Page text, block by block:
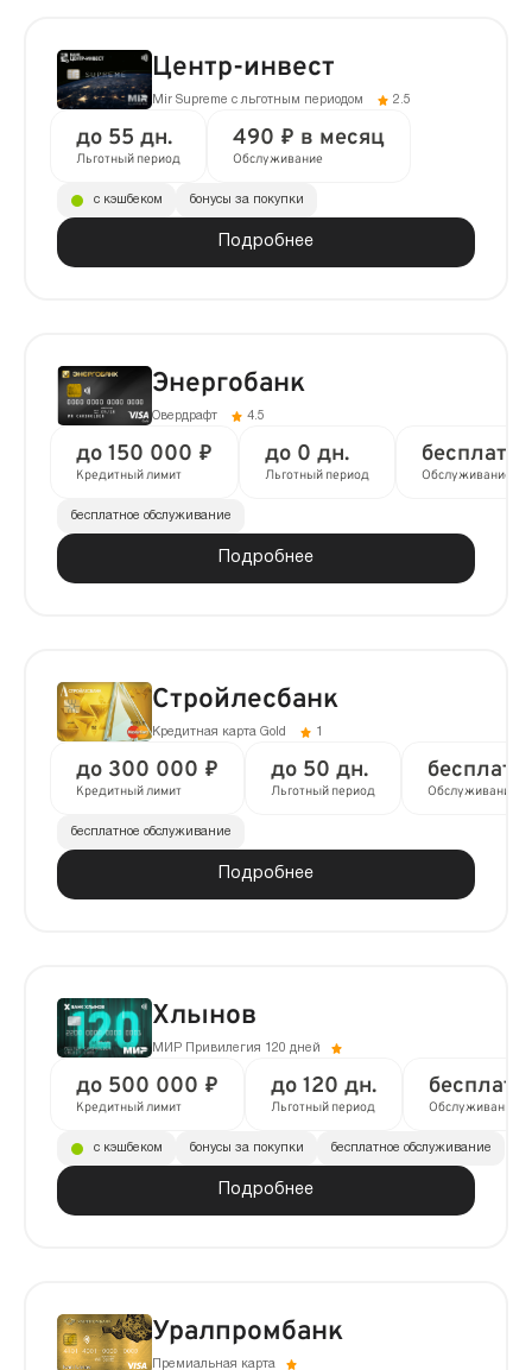
Центр-инвест
Mir Supreme с льготным периодом 2.5
до 55 дн.
Льготный период
490 ₽ в месяц
Обслуживание
Подробнее
с кэшбеком бонусы за покупки
Энергобанк
Овердрафт 4.5
до 150 000 ₽
Кредитный лимит
до 0 дн.
Льготный период
бесплатно
Обслуживание
Подробнее
бесплатное обслуживание
Стройлесбанк
Кредитная карта Gold
до 300 000 ₽
Кредитный лимит
до 50 дн.
Льготный период Обслуживание
Подробнее
бесплатное обслуживание
Хлынов
МИР Привилегия 120 дней
до 500 000 ₽
Кредитный лимит
до 120 дн.
Льготный период Обслуживание
Подробнее
с кэшбеком бонусы за покупки бесплатное обслуживание
Уралпромбанк
Премиальная карта